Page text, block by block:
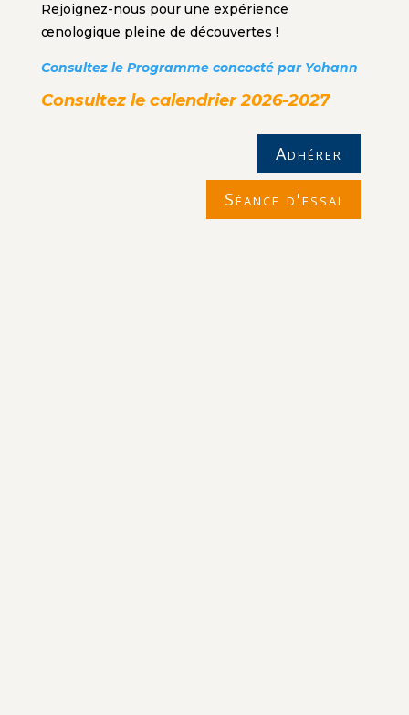
Rejoignez-nous pour une expérience
œnologique pleine de découvertes !
Consultez le Programme concocté par Yohann
Consultez le calendrier 2026-2027
Adhérer
Séance d'essai